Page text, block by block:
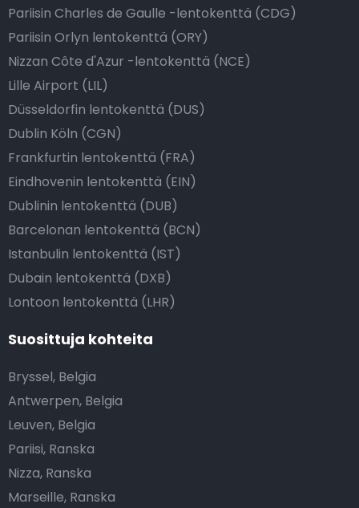
Pariisin Charles de Gaulle -lentokenttä (CDG)
Pariisin Orlyn lentokenttä (ORY)
Nizzan Côte d'Azur -lentokenttä (NCE)
Lille Airport (LIL)
Düsseldorfin lentokenttä (DUS)
Dublin Köln (CGN)
Frankfurtin lentokenttä (FRA)
Eindhovenin lentokenttä (EIN)
Dublinin lentokenttä (DUB)
Barcelonan lentokenttä (BCN)
Istanbulin lentokenttä (IST)
Dubain lentokenttä (DXB)
Lontoon lentokenttä (LHR)
Suosittuja kohteita
Bryssel, Belgia
Antwerpen, Belgia
Leuven, Belgia
Pariisi, Ranska
Nizza, Ranska
Marseille, Ranska